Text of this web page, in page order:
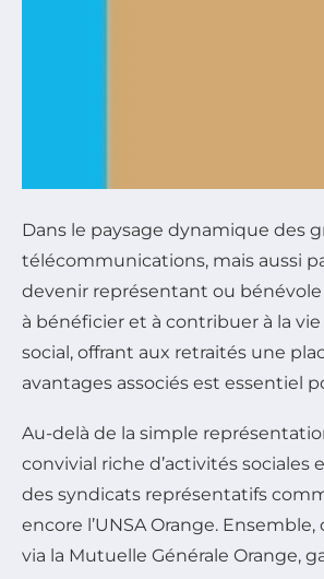
Dans le paysage dynamique des
télécommunications, mais aussi
devenir représentant ou
à bénéficier et à contribuer à la
social, offrant aux retraités une
avantages associés est essentiel
Au-delà de la simple
convivial riche d’activités sociales
des syndicats représentatifs
encore l’UNSA Orange.
via la Mutuelle Générale Orange,